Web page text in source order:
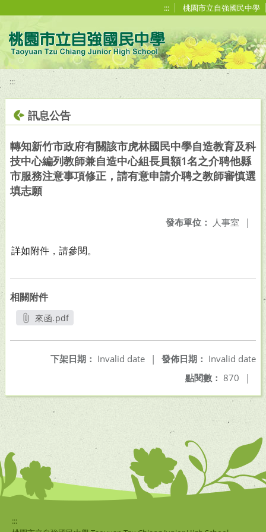
::: 桃園市立自強國民中學
:::
訊息公告
轉知新竹市政府有關該市虎林國民中學自造教育及科
技中心編列教師兼自造中心組長員額1名之介聘他縣
市服務注意事項修正，請有意申請介聘之教師審慎選
填志願
發布單位： 人事室 |
詳如附件，請參閱。
相關附件
來函.pdf
發佈日期： Invalid date
下架日期： Invalid date
|
點閱數： 870 |
:::